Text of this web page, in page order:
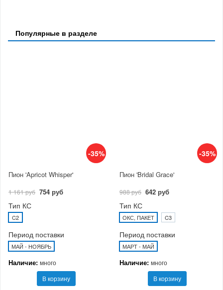
Популярные в разделе
-35%
Пион 'Apricot Whisper'
1 161 руб 754 руб
Тип КС
C2
Период поставки
МАЙ - НОЯБРЬ
Наличие: много
В корзину
-35%
Пион 'Bridal Grace'
988 руб 642 руб
Тип КС
ОКС, ПАКЕТ C3
Период поставки
МАРТ - МАЙ
Наличие: много
В корзину